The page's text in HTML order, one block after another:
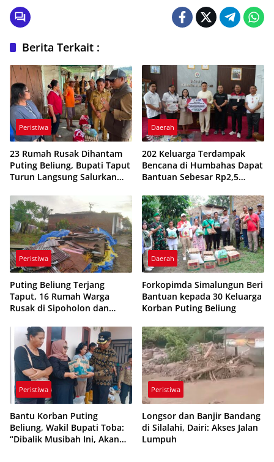
Berita Terkait :
Peristiwa
23 Rumah Rusak Dihantam
Puting Beliung, Bupati Taput
Turun Langsung Salurkan
Daerah
202 Keluarga Terdampak
Bencana di Humbahas Dapat
Bantuan Sebesar Rp2,5
Peristiwa
Puting Beliung Terjang
Taput, 16 Rumah Warga
Rusak di Sipoholon dan
Daerah
Forkopimda Simalungun Beri
Bantuan kepada 30 Keluarga
Korban Puting Beliung
Peristiwa
Bantu Korban Puting
Beliung, Wakil Bupati Toba:
“Dibalik Musibah Ini, Akan
Peristiwa
Longsor dan Banjir Bandang
di Silalahi, Dairi: Akses Jalan
Lumpuh